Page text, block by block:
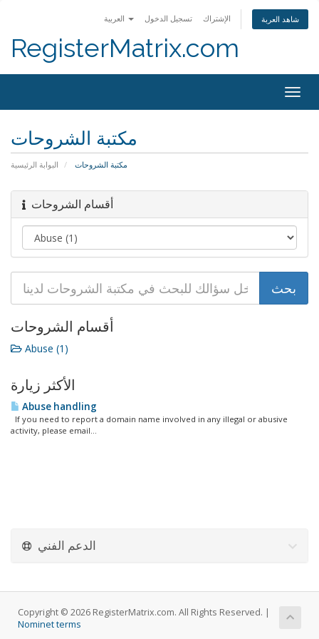
تسجيل الدخول الإشتراك شاهد العربة
RegisterMatrix.com
مكتبة الشروحات
البوابة الرئيسية مكتبة الشروحات
أقسام الشروحات
أقسام الشروحات
Abuse (1)
الأكثر زيارة
Abuse handling
If you need to report a domain name involved in any illegal or abusive
activity, please email...
الدعم الفني
Copyright © 2026 RegisterMatrix.com. All Rights Reserved. |
Nominet terms